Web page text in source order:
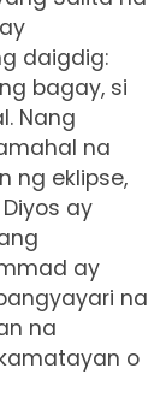
daigdig:
bagay, si
Nang
na
ng eklipse,
ay
ay
na
na
o